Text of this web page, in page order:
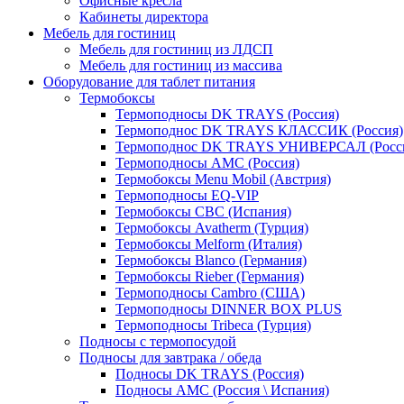
Кабинеты директора
Мебель для гостиниц
Мебель для гостиниц из ЛДСП
Мебель для гостиниц из массива
Оборудование для таблет питания
Термобоксы
Термоподносы DK TRAYS (Россия)
Термоподнос DK TRAYS КЛАССИК (Россия)
Термоподнос DK TRAYS УНИВЕРСАЛ
Термоподносы AMC (Россия)
Термобоксы Menu Mobil (Австрия)
Термоподносы EQ-VIP
Термобоксы CBC (Испания)
Термобоксы Avatherm (Турция)
Термобоксы Melform (Италия)
Термобоксы Blanco (Германия)
Термобоксы Rieber (Германия)
Термоподносы Cambro (США)
Термоподносы DINNER BOX PLUS
Термоподносы Tribeca (Турция)
Подносы с термопосудой
Подносы для завтрака / обеда
Подносы DK TRAYS (Россия)
Подносы AMC (Россия \ Испания)